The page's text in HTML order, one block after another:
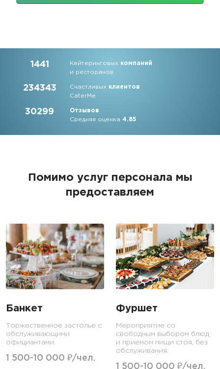
1441 Кейтеринговых компаний
и ресторанов
234343 Счастливых клиентов
CaterMe
30299
Отзывов
Средняя оценка4.85
Помимо услуг персонала мы
предоставляем
Банкет
Торжественное застолье с
обслуживающими
официантами.
1 500-10 000 ₽/чел.
Фуршет
Мероприятие со
свободным выбором блюд
и приемом пищи стоя, без
обслуживания.
1 500-10 000 ₽/чел.